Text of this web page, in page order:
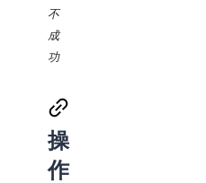
不
成
功
操
作